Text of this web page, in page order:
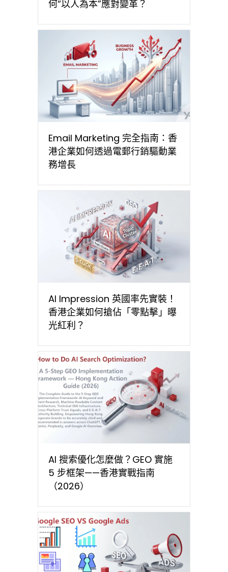
何“以人為本”應對變革？
Email Marketing 完全指南：香
港企業如何透過電郵行銷驅動業
務增長
AI Impression 英國率先實裝！
香港企業如何搶佔「零點擊」曝
光紅利？
AI 搜索優化怎麼做？GEO 實施
5 步框架——香港實戰指南
（2026）